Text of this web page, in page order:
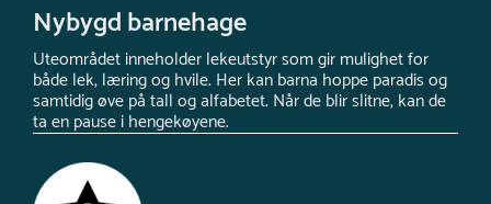
Nybygd barnehage
Uteområdet inneholder lekeutstyr som gir mulighet for
både lek, læring og hvile. Her kan barna hoppe paradis og
samtidig øve på tall og alfabetet. Når de blir slitne, kan de
ta en pause i hengekøyene.